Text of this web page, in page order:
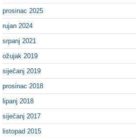
prosinac 2025
rujan 2024
srpanj 2021
ožujak 2019
siječanj 2019
prosinac 2018
lipanj 2018
siječanj 2017
listopad 2015